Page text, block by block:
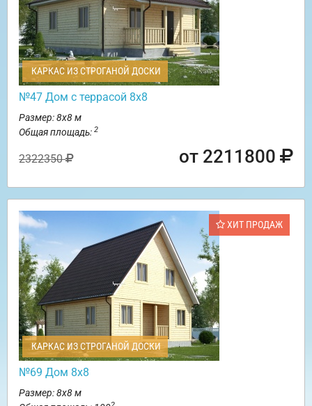
КАРКАС ИЗ СТРОГАНОЙ ДОСКИ
№47 Дом с террасой 8х8
Размер: 8х8 м
Общая площадь: 2
2322350 от 2211800
ХИТ ПРОДАЖ
КАРКАС ИЗ СТРОГАНОЙ ДОСКИ
№69 Дом 8х8
Размер: 8х8 м